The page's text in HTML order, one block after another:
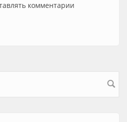
комментарии